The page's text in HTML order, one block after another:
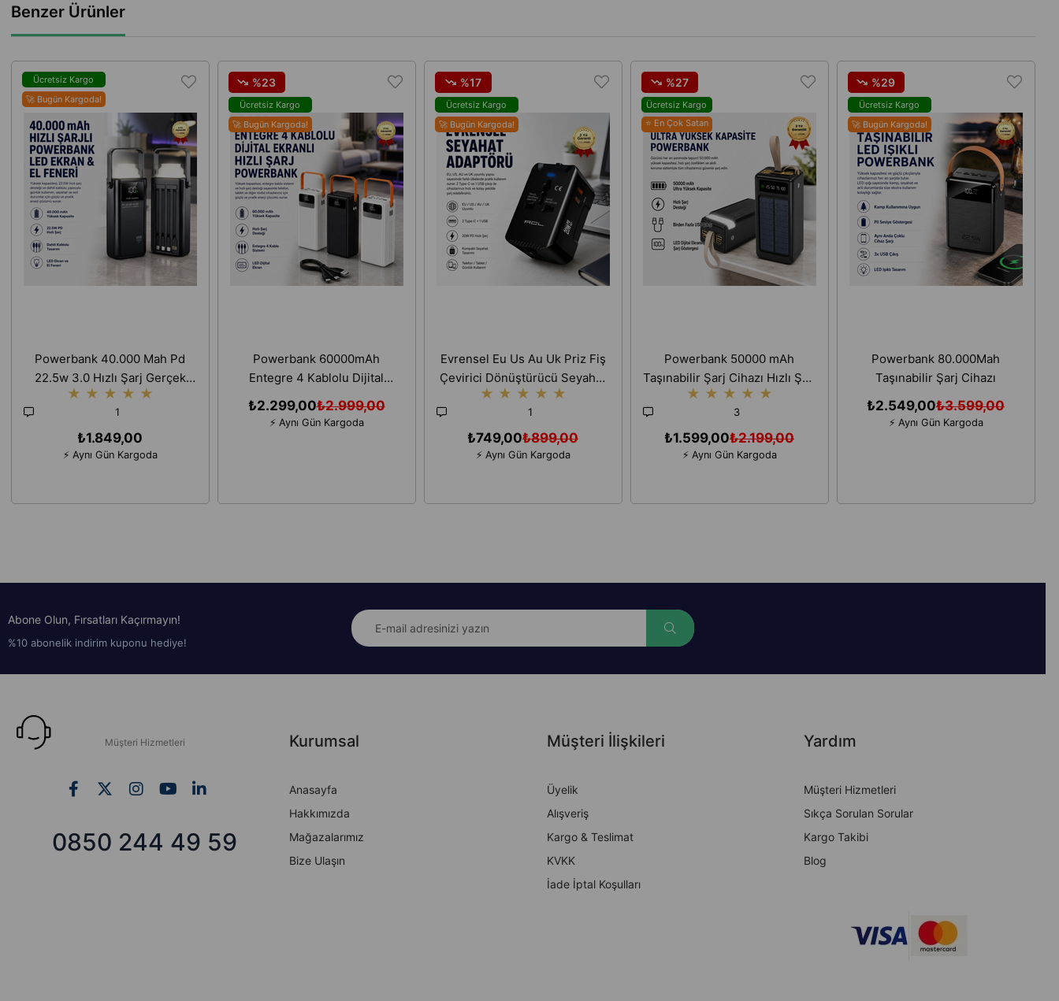
Benzer Ürünler
Powerbank 40.000 Mah Pd
22.5w 3.0 Hızlı Şarj Gerçek
Taşınabilir Çoklu Kablolu
İphone Android Uyumlu
Taşınabilir Şarj Cihazı
★ ★ ★ ★ ★
1
₺1.849,00
⚡ Aynı Gün Kargoda
Ücretsiz Kargo
🚀 Bugün Kargoda!
Powerbank 60000mAh
Entegre 4 Kablolu Dijital
Ekranlı LED Fenerli Hızlı Şarj
Taşınabilir Şarj Cihazı
₺2.299,00₺2.999,00
⚡ Aynı Gün Kargoda
%23
Ücretsiz Kargo
🚀 Bugün Kargoda!
Evrensel Eu Us Au Uk Priz Fiş
Çevirici Dönüştürücü Seyahat
Adaptörü 2 Type-c 1 Usb
Çıkışlı Adaptör
★ ★ ★ ★ ★
1
₺749,00₺899,00
⚡ Aynı Gün Kargoda
%17
Ücretsiz Kargo
🚀 Bugün Kargoda!
Powerbank 50000 mAh
Taşınabilir Şarj Cihazı Hızlı Şarj
Cihazı
★ ★ ★ ★ ★
3
₺1.599,00₺2.199,00
⚡ Aynı Gün Kargoda
%27
Ücretsiz Kargo
⭐ En Çok Satan
Powerbank 80.000Mah
Taşınabilir Şarj Cihazı
₺2.549,00₺3.599,00
⚡ Aynı Gün Kargoda
%29
Ücretsiz Kargo
🚀 Bugün Kargoda!
Abone Olun, Fırsatları Kaçırmayın!
%10 abonelik indirim kuponu hediye!
Müşteri Hizmetleri
0850 244 49 59
Kurumsal
Anasayfa
Hakkımızda
Mağazalarımız
Bize Ulaşın
Müşteri İlişkileri
Üyelik
Alışveriş
Kargo & Teslimat
KVKK
İade İptal Koşulları
Yardım
Müşteri Hizmetleri
Sıkça Sorulan Sorular
Kargo Takibi
Blog